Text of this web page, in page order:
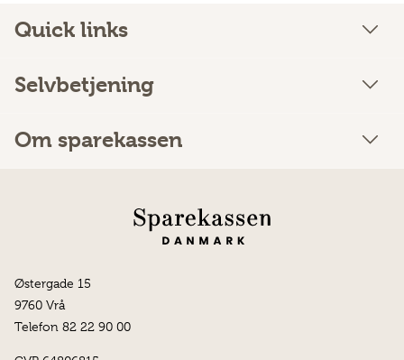
Quick links
Selvbetjening
Om sparekassen
Østergade 15
9760 Vrå
Telefon 82 22 90 00